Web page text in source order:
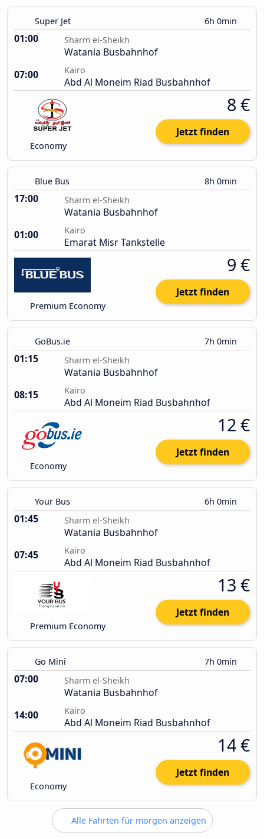
Super Jet 6h 0min
01:00 Sharm el-Sheikh
Watania Busbahnhof
07:00
Kairo
Abd Al Moneim Riad Busbahnhof
Economy
8 €
Jetzt finden
Blue Bus 8h 0min
17:00 Sharm el-Sheikh
Watania Busbahnhof
01:00
Kairo
Emarat Misr Tankstelle
Premium Economy
9 €
Jetzt finden
GoBus.ie 7h 0min
01:15 Sharm el-Sheikh
Watania Busbahnhof
08:15
Kairo
Abd Al Moneim Riad Busbahnhof
Economy
12 €
Jetzt finden
Your Bus 6h 0min
01:45 Sharm el-Sheikh
Watania Busbahnhof
07:45
Kairo
Abd Al Moneim Riad Busbahnhof
Premium Economy
13 €
Jetzt finden
Go Mini 7h 0min
07:00 Sharm el-Sheikh
Watania Busbahnhof
14:00
Kairo
Abd Al Moneim Riad Busbahnhof
Economy
14 €
Jetzt finden
Alle Fahrten für morgen anzeigen